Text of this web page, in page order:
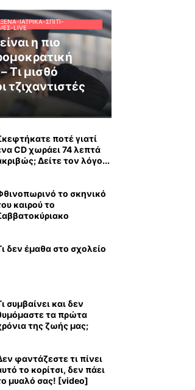
ΙΑΤΡΙΚΆ-ΣΠΊΤΙ-
LIVE
η πιο
Τι μισθό
τζιχαντιστές
ποτέ γιατί
CD χωράει 74 λεπτά
Δείτε τον λόγο...
το σκηνικό
καιρού το
δεν έμαθα στο σχολείο
συμβαίνει και δεν
τα πρώτα
της ζωής μας;
φαντάζεστε τι πίνει
το κορίτσι, δεν πάει
μυαλό σας! [video]